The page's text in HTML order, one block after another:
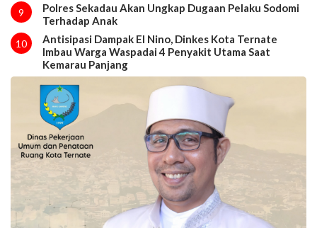
9
Polres Sekadau Akan Ungkap Dugaan Pelaku Sodomi
Terhadap Anak
10
Antisipasi Dampak El Nino, Dinkes Kota Ternate
Imbau Warga Waspadai 4 Penyakit Utama Saat
Kemarau Panjang